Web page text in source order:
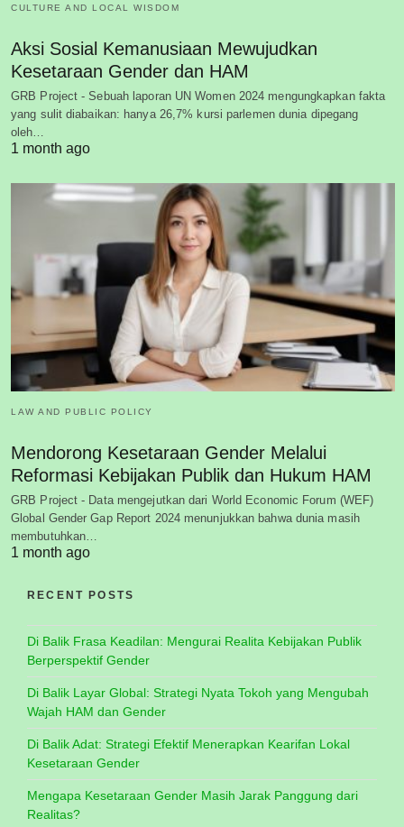
CULTURE AND LOCAL WISDOM
Aksi Sosial Kemanusiaan Mewujudkan
Kesetaraan Gender dan HAM
GRB Project - Sebuah laporan UN Women 2024 mengungkapkan fakta
yang sulit diabaikan: hanya 26,7% kursi parlemen dunia dipegang
oleh…
1 month ago
LAW AND PUBLIC POLICY
Mendorong Kesetaraan Gender Melalui
Reformasi Kebijakan Publik dan Hukum HAM
GRB Project - Data mengejutkan dari World Economic Forum (WEF)
Global Gender Gap Report 2024 menunjukkan bahwa dunia masih
membutuhkan…
1 month ago
RECENT POSTS
Di Balik Frasa Keadilan: Mengurai Realita Kebijakan Publik
Berperspektif Gender
Di Balik Layar Global: Strategi Nyata Tokoh yang Mengubah
Wajah HAM dan Gender
Di Balik Adat: Strategi Efektif Menerapkan Kearifan Lokal
Kesetaraan Gender
Mengapa Kesetaraan Gender Masih Jarak Panggung dari
Realitas?